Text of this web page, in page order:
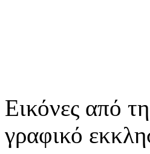
Εικόνες από
γραφικό